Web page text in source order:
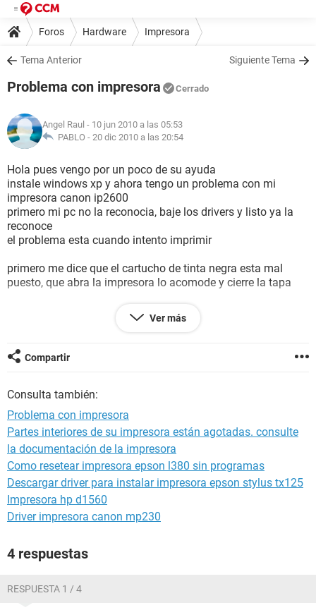
Foros Hardware Impresora
Tema Anterior Siguiente Tema
Problema con impresora Cerrado
Angel Raul - 10 jun 2010 a las 05:53
PABLO - 20 dic 2010 a las 20:54
Hola pues vengo por un poco de su ayuda
instale windows xp y ahora tengo un problema con mi
impresora canon ip2600
primero mi pc no la reconocia, baje los drivers y listo ya la
reconoce
el problema esta cuando intento imprimir
primero me dice que el cartucho de tinta negra esta mal
puesto, que abra la impresora lo acomode y cierre la tapa
hago eso ,despues me tira un error de que el cartucho no es
traia la impresora
lamentablemente perdi el disco y no se como poder volverla
espero su ayuda
de antemano muchas gracias
Ver más
Compartir
Consulta también:
Problema con impresora
Partes interiores de su impresora están agotadas. consulte
la documentación de la impresora
Como resetear impresora epson l380 sin programas
Descargar driver para instalar impresora epson stylus tx125
Impresora hp d1560
Driver impresora canon mp230
4 respuestas
RESPUESTA 1 / 4